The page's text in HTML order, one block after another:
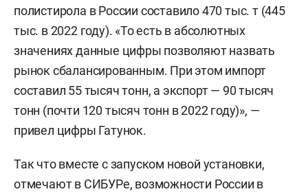
полистирола в России составило 470 тыс. т (445
тыс. в 2022 году). «То есть в абсолютных
значениях данные цифры позволяют назвать
рынок сбалансированным. При этом импорт
составил 55 тысяч тонн, а экспорт — 90 тысяч
тонн (почти 120 тысяч тонн в 2022 году)», —
привел цифры Гатунок.
Так что вместе с запуском новой установки,
отмечают в СИБУРе, возможности России в